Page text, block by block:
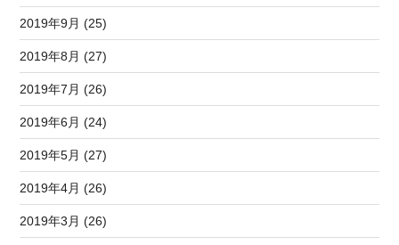
2019年9月 (25)
2019年8月 (27)
2019年7月 (26)
2019年6月 (24)
2019年5月 (27)
2019年4月 (26)
2019年3月 (26)